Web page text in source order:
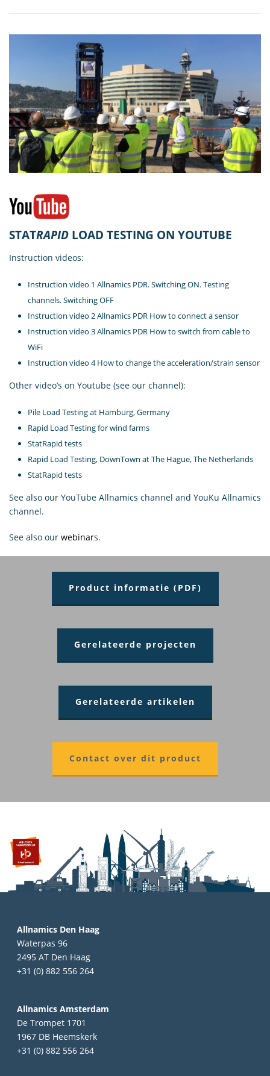
STATRAPID LOAD TESTING ON YOUTUBE
Instruction videos:
Instruction video 1 Allnamics PDR. Switching ON. Testing
channels. Switching OFF
Instruction video 2 Allnamics PDR How to connect a sensor
Instruction video 3 Allnamics PDR How to switch from cable to
WiFi
Instruction video 4 How to change the acceleration/strain sensor
Other video’s on Youtube (see our channel):
Pile Load Testing at Hamburg, Germany
Rapid Load Testing for wind farms
StatRapid tests
Rapid Load Testing, DownTown at The Hague, The Netherlands
StatRapid tests
See also our YouTube Allnamics channel and YouKu Allnamics
channel.
See also our webinars.
Product informatie (PDF)
Gerelateerde projecten
Gerelateerde artikelen
Contact over dit product
Allnamics Den Haag
Waterpas 96
2495 AT Den Haag
+31 (0) 882 556 264
Allnamics Amsterdam
De Trompet 1701
1967 DB Heemskerk
+31 (0) 882 556 264